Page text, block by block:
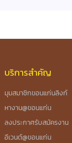
บริการสำคัญ
มุมสมาชิกขอนแก่นลิงก์
หางาน@ขอนแก่น
ลงประกาศรับสมัครงาน
อีเวนต์@ขอนแก่น